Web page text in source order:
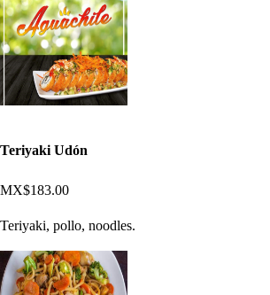
Teriyaki Udón
MX$183.00
Teriyaki, pollo, noodles.